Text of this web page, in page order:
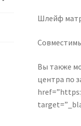
Шлейф
Вы также
центра по